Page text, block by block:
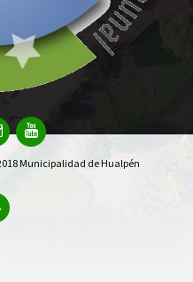
Municipalidad de Hualpén